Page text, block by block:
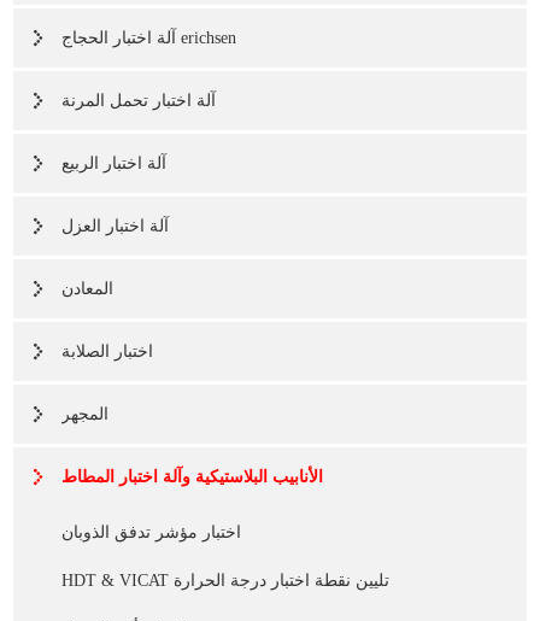
آلة اختبار الحجاج erichsen
آلة اختبار تحمل المرنة
آلة اختبار الربيع
آلة اختبار العزل
المعادن
اختبار الصلابة
المجهر
الأنابيب البلاستيكية وآلة اختبار المطاط
اختبار مؤشر تدفق الذوبان
HDT & VICAT تليين نقطة اختبار درجة الحرارة